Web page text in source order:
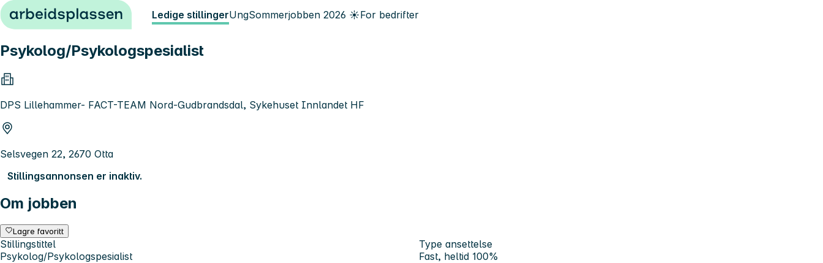
Hopp til innhold Ledige stillingerUngSommerjobben 2026 ☀️For bedrifter
Psykolog/Psykologspesialist
DPS Lillehammer- FACT-TEAM Nord-Gudbrandsdal, Sykehuset Innlandet HF
Selsvegen 22, 2670 Otta
Stillingsannonsen er inaktiv.
Om jobben
Lagre favoritt
Stillingstittel
Psykolog/Psykologspesialist
Type ansettelse
Fast, heltid 100%